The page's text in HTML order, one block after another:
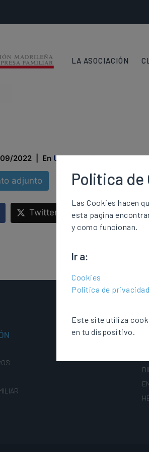
LA ASOCIACIÓN
2022 En Uncategorized
adjunto
Twitter LinkedIn
Politica de
Las Cookies hacen
esta pagina
y como funcionan.
Ir a:
Cookies
Politica de privacidad
Este site utiliza
en tu dispositivo.